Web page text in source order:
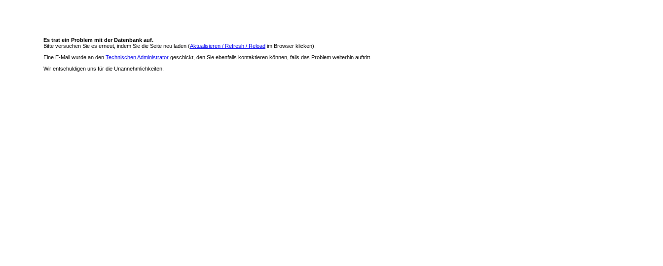
Es trat ein Problem mit der Datenbank auf.
Bitte versuchen Sie es erneut, indem Sie die Seite neu laden (Aktualisieren / Refresh / Reload im Browser klicken).
Eine E-Mail wurde an den Technischen Administrator geschickt, den Sie ebenfalls kontaktieren können, falls das Problem weiterhin auftritt.
Wir entschuldigen uns für die Unannehmlichkeiten.